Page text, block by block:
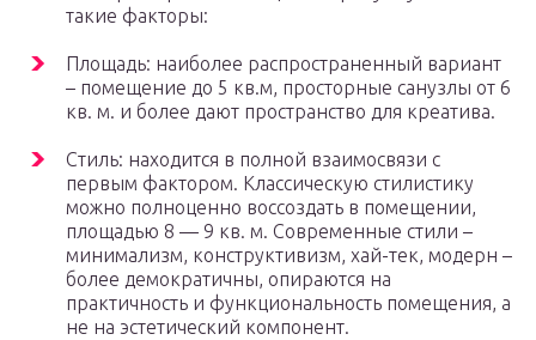
такие факторы:
Площадь: наиболее распространенный вариант
– помещение до 5 кв.м, просторные санузлы от 6
кв. м. и более дают пространство для креатива.
Стиль: находится в полной взаимосвязи с
первым фактором. Классическую стилистику
можно полноценно воссоздать в помещении,
площадью 8 — 9 кв. м. Современные стили –
минимализм, конструктивизм, хай-тек, модерн –
более демократичны, опираются на
практичность и функциональность помещения, а
не на эстетический компонент.